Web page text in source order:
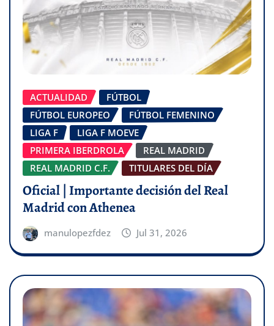
ACTUALIDAD
FÚTBOL
FÚTBOL EUROPEO
FÚTBOL FEMENINO
LIGA F
LIGA F MOEVE
PRIMERA IBERDROLA
REAL MADRID
REAL MADRID C.F.
TITULARES DEL DÍA
Oficial | Importante decisión del Real
Madrid con Athenea
manulopezfdez Jul 31, 2026